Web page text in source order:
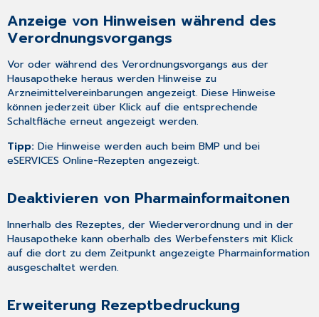
Anzeige von Hinweisen während des
Verordnungsvorgangs
Vor oder während desVerordnungsvorgangs aus der
Hausapotheke heraus werden Hinweise zu
Arzneimittelvereinbarungen angezeigt. Diese Hinweise
können jederzeit über Klick auf die entsprechende
Schaltfläche erneut angezeigt werden.
Tipp:Die Hinweise werden auch beim BMP und bei
eSERVICES Online-Rezepten angezeigt.
Deaktivieren von Pharmainformaitonen
Innerhalb des Rezeptes, der Wiederverordnung und in der
Hausapotheke kann oberhalb des Werbefensters mit Klick
auf die dort zu dem Zeitpunkt angezeigte Pharmainformation
ausgeschaltet werden.
Erweiterung Rezeptbedruckung